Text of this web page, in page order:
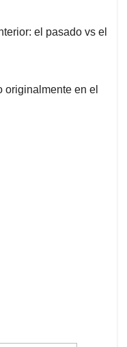
el pasado vs el
originalmente en el